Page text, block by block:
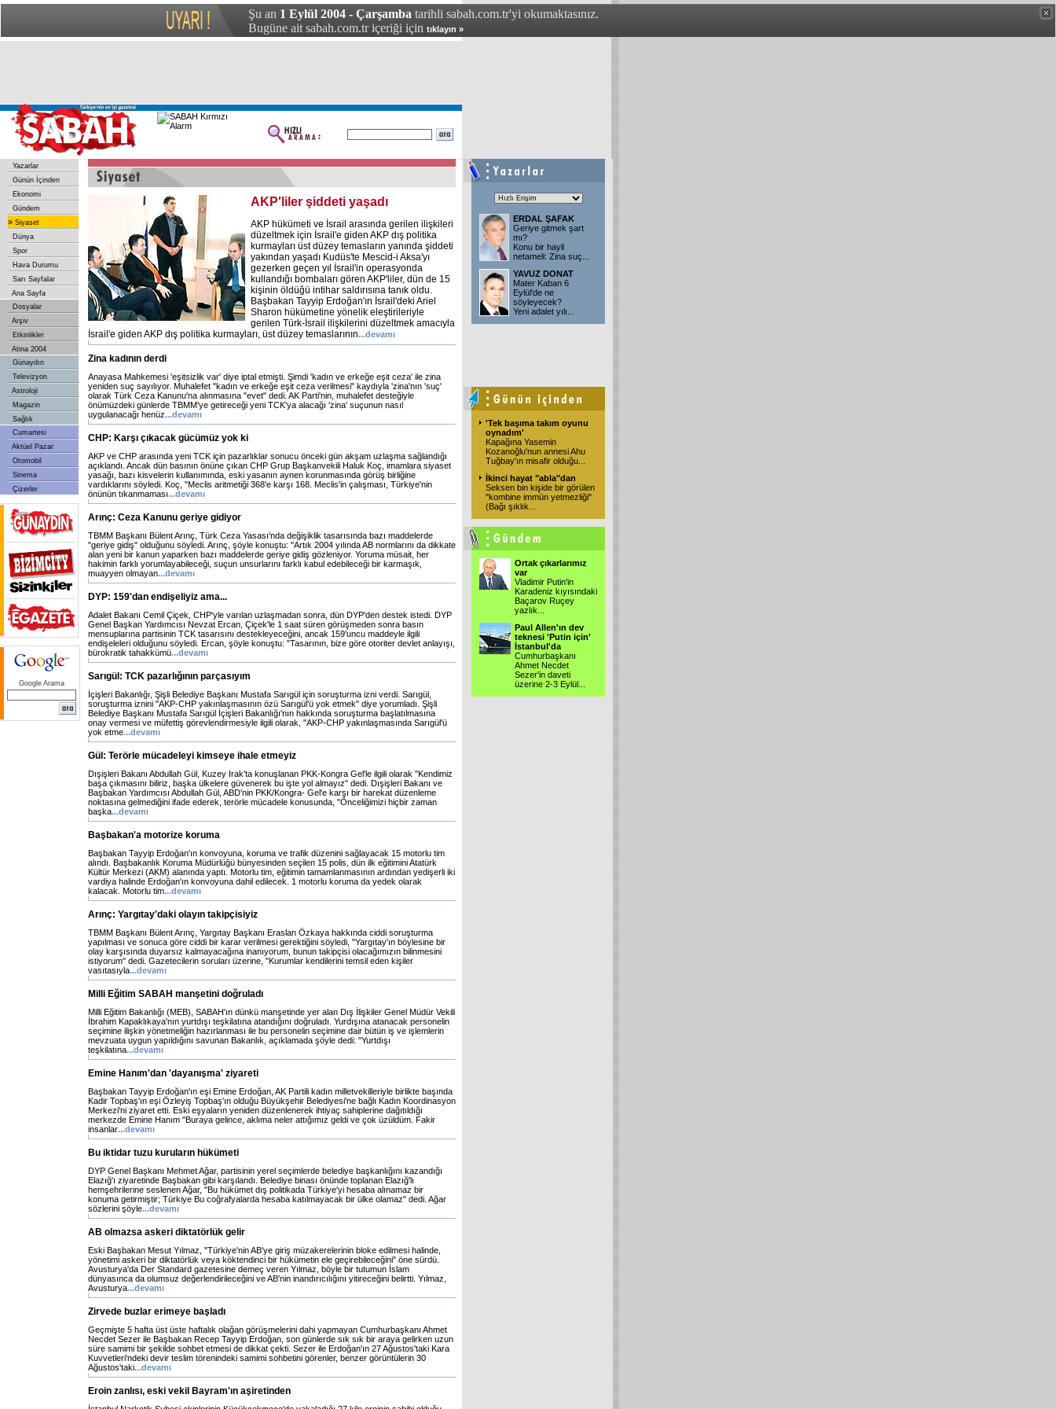
Şu an 1 Eylül 2004 - Çarşamba tarihli sabah.com.tr'yi okumaktasınız.
Bugüne ait sabah.com.tr içeriği için tıklayın »
Yazarlar
Günün İçinden
Ekonomi
Gündem
» Siyaset
Dünya
Spor
Hava Durumu
Sarı Sayfalar
Ana Sayfa
Dosyalar
Arşiv
Etkinlikler
Atina 2004
Günaydın
Televizyon
Astroloji
Magazin
Sağlık
Cumartesi
Aktüel Pazar
Otomobil
Sinema
Çizerler
Google Arama
AKP'liler şiddeti yaşadı
AKP hükümeti ve İsrail arasında gerilen ilişkileri
düzeltmek için İsrail'e giden AKP dış politika
kurmayları üst düzey temasların yanında şiddeti
yakından yaşadı Kudüs'te Mescid-i Aksa'yı
gezerken geçen yıl İsrail'in operasyonda
kullandığı bombaları gören AKP'liler, dün de 15
kişinin öldüğü intihar saldırısına tanık oldu.
Başbakan Tayyip Erdoğan'ın İsrail'deki Ariel
Sharon hükümetine yönelik eleştirileriyle
gerilen Türk-İsrail ilişkilerini düzeltmek amacıyla
İsrail'e giden AKP dış politika kurmayları, üst düzey temaslarının...devamı
Zina kadının derdi
Anayasa Mahkemesi 'eşitsizlik var' diye iptal etmişti. Şimdi 'kadın ve erkeğe eşit ceza' ile zina
yeniden suç sayılıyor. Muhalefet "kadın ve erkeğe eşit ceza verilmesi" kaydıyla 'zina'nın 'suç'
olarak Türk Ceza Kanunu'na alınmasına "evet" dedi. AK Parti'nin, muhalefet desteğiyle
önümüzdeki günlerde TBMM'ye getireceği yeni TCK'ya alacağı 'zina' suçunun nasıl
uygulanacağı henüz...devamı
CHP: Karşı çıkacak gücümüz yok ki
AKP ve CHP arasında yeni TCK için pazarlıklar sonucu önceki gün akşam uzlaşma sağlandığı
açıklandı. Ancak dün basının önüne çıkan CHP Grup Başkanvekili Haluk Koç, imamlara siyaset
yasağı, bazı kisvelerin kullanımında, eski yasanın aynen korunmasında görüş birliğine
vardıklarını söyledi. Koç, "Meclis aritmetiği 368'e karşı 168. Meclis'in çalışması, Türkiye'nin
önünün tıkanmaması...devamı
Arınç: Ceza Kanunu geriye gidiyor
TBMM Başkanı Bülent Arınç, Türk Ceza Yasası'nda değişiklik tasarısında bazı maddelerde
"geriye gidiş" olduğunu söyledi. Arınç, şöyle konuştu: "Artık 2004 yılında AB normlarını da dikkate
alan yeni bir kanun yaparken bazı maddelerde geriye gidiş gözleniyor. Yoruma müsait, her
hakimin farklı yorumlayabileceği, suçun unsurlarını farklı kabul edebileceği bir karmaşık,
muayyen olmayan...devamı
DYP: 159'dan endişeliyiz ama...
Adalet Bakanı Cemil Çiçek, CHP'yle varılan uzlaşmadan sonra, dün DYP'den destek istedi. DYP
Genel Başkan Yardımcısı Nevzat Ercan, Çiçek'le 1 saat süren görüşmeden sonra basın
mensuplarına partisinin TCK tasarısını destekleyeceğini, ancak 159'uncu maddeyle ilgili
endişeleleri olduğunu söyledi. Ercan, şöyle konuştu: "Tasarının, bize göre otoriter devlet anlayışı,
bürokratik tahakkümü...devamı
Sarıgül: TCK pazarlığının parçasıyım
İçişleri Bakanlığı, Şişli Belediye Başkanı Mustafa Sarıgül için soruşturma izni verdi. Sarıgül,
soruşturma iznini "AKP-CHP yakınlaşmasının özü Sarıgül'ü yok etmek" diye yorumladı. Şişli
Belediye Başkanı Mustafa Sarıgül İçişleri Bakanlığı'nın hakkında soruşturma başlatılmasına
onay vermesi ve müfettiş görevlendirmesiyle ilgili olarak, "AKP-CHP yakınlaşmasında Sarıgül'ü
yok etme...devamı
Gül: Terörle mücadeleyi kimseye ihale etmeyiz
Dışişleri Bakanı Abdullah Gül, Kuzey Irak'ta konuşlanan PKK-Kongra Gel'le ilgili olarak "Kendimiz
başa çıkmasını biliriz, başka ülkelere güvenerek bu işte yol almayız" dedi. Dışişleri Bakanı ve
Başbakan Yardımcısı Abdullah Gül, ABD'nin PKK/Kongra- Gel'e karşı bir harekat düzenleme
noktasına gelmediğini ifade ederek, terörle mücadele konusunda, "Önceliğimizi hiçbir zaman
başka...devamı
Başbakan'a motorize koruma
Başbakan Tayyip Erdoğan'ın konvoyuna, koruma ve trafik düzenini sağlayacak 15 motorlu tim
alındı. Başbakanlık Koruma Müdürlüğü bünyesinden seçilen 15 polis, dün ilk eğitimini Atatürk
Kültür Merkezi (AKM) alanında yaptı. Motorlu tim, eğitimin tamamlanmasının ardından yedişerli iki
vardiya halinde Erdoğan'ın konvoyuna dahil edilecek. 1 motorlu koruma da yedek olarak
kalacak. Motorlu tim...devamı
Arınç: Yargıtay'daki olayın takipçisiyiz
TBMM Başkanı Bülent Arınç, Yargıtay Başkanı Eraslan Özkaya hakkında ciddi soruşturma
yapılması ve sonuca göre ciddi bir karar verilmesi gerektiğini söyledi, "Yargıtay'ın böylesine bir
olay karşısında duyarsız kalmayacağına inanıyorum, bunun takipçisi olacağımızın bilinmesini
istiyorum'' dedi. Gazetecilerin soruları üzerine, "Kurumlar kendilerini temsil eden kişiler
vasıtasıyla...devamı
Milli Eğitim SABAH manşetini doğruladı
Milli Eğitim Bakanlığı (MEB), SABAH'ın dünkü manşetinde yer alan Dış İlişkiler Genel Müdür Vekili
İbrahim Kapaklıkaya'nın yurtdışı teşkilatına atandığını doğruladı. Yurdışına atanacak personelin
seçimine ilişkin yönetmeliğin hazırlanması ile bu personelin seçimine dair bütün iş ve işlemlerin
mevzuata uygun yapıldığını savunan Bakanlık, açıklamada şöyle dedi: "Yurtdışı
teşkilatına...devamı
Emine Hanım'dan 'dayanışma' ziyareti
Başbakan Tayyip Erdoğan'ın eşi Emine Erdoğan, AK Partili kadın milletvekilleriyle birlikte başında
Kadir Topbaş'ın eşi Özleyiş Topbaş'ın olduğu Büyükşehir Belediyesi'ne bağlı Kadın Koordinasyon
Merkezi'ni ziyaret etti. Eski eşyaların yeniden düzenlenerek ihtiyaç sahiplerine dağıtıldığı
merkezde Emine Hanım "Buraya gelince, aklıma neler attığımız geldi ve çok üzüldüm. Fakir
insanlar...devamı
Bu iktidar tuzu kuruların hükümeti
DYP Genel Başkanı Mehmet Ağar, partisinin yerel seçimlerde belediye başkanlığını kazandığı
Elazığ'ı ziyaretinde Başbakan gibi karşılandı. Belediye binası önünde toplanan Elazığ'lı
hemşehrilerine seslenen Ağar, "Bu hükümet dış politikada Türkiye'yi hesaba alınamaz bir
konuma getirmiştir; Türkiye Bu coğrafyalarda hesaba katılmayacak bir ülke olamaz" dedi. Ağar
sözlerini şöyle...devamı
AB olmazsa askeri diktatörlük gelir
Eski Başbakan Mesut Yılmaz, "Türkiye'nin AB'ye giriş müzakerelerinin bloke edilmesi halinde,
yönetimi askeri bir diktatörlük veya köktendinci bir hükümetin ele geçirebileceğini" öne sürdü.
Avusturya'da Der Standard gazetesine demeç veren Yılmaz, böyle bir tutumun İslam
dünyasınca da olumsuz değerlendirileceğini ve AB'nin inandırıcılığını yitireceğini belirtti. Yılmaz,
Avusturya...devamı
Zirvede buzlar erimeye başladı
Geçmişte 5 hafta üst üste haftalık olağan görüşmelerini dahi yapmayan Cumhurbaşkanı Ahmet
Necdet Sezer ile Başbakan Recep Tayyip Erdoğan, son günlerde sık sık bir araya gelirken uzun
süre samimi bir şekilde sohbet etmesi de dikkat çekti. Sezer ile Erdoğan'ın 27 Ağustos'taki Kara
Kuvvetleri'ndeki devir teslim törenindeki samimi sohbetini görenler, benzer görüntülerin 30
Ağustos'taki...devamı
Eroin zanlısı, eski vekil Bayram'ın aşiretinden
ERDAL ŞAFAK
Geriye gitmek şart
mı?
Konu bir hayli
netameli: Zina suç
YAVUZ DONAT
Mater Kaban 6
Eylül'de ne
söyleyecek?
Yeni adalet yılı
'Tek başıma takım oyunu
oynadım'
Kapağına Yasemin
Kozanoğlu'nun annesi Ahu
Tuğbay'ın misafir olduğu
İkinci hayat "abla"dan
Seksen bin kişide bir görülen
"kombine immün yetmezliği"
(Bağı şıklık
Ortak çıkarlarımız
var
Vladimir Putin'in
Karadeniz kıyısındaki
Baçarov Ruçey
yazlık
Paul Allen'ın dev
teknesi 'Putin için'
İstanbul'da
Cumhurbaşkanı
Ahmet Necdet
Sezer'in daveti
üzerine 2-3 Eylül